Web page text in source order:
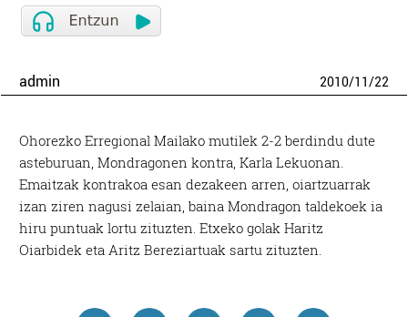
admin 2010/11/22
Ohorezko Erregional Mailako mutilek 2-2 berdindu dute
asteburuan, Mondragonen kontra, Karla Lekuonan.
Emaitzak kontrakoa esan dezakeen arren, oiartzuarrak
izan ziren nagusi zelaian, baina Mondragon taldekoek ia
hiru puntuak lortu zituzten. Etxeko golak Haritz
Oiarbidek eta Aritz Bereziartuak sartu zituzten.